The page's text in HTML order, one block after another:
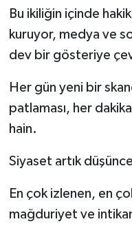
Bu ikiliğin içinde
kuruyor, medya ve
dev bir gösteriye
Her gün yeni bir
patlaması, her
hain.
Siyaset artık
En çok izlenen, en
mağduriyet ve